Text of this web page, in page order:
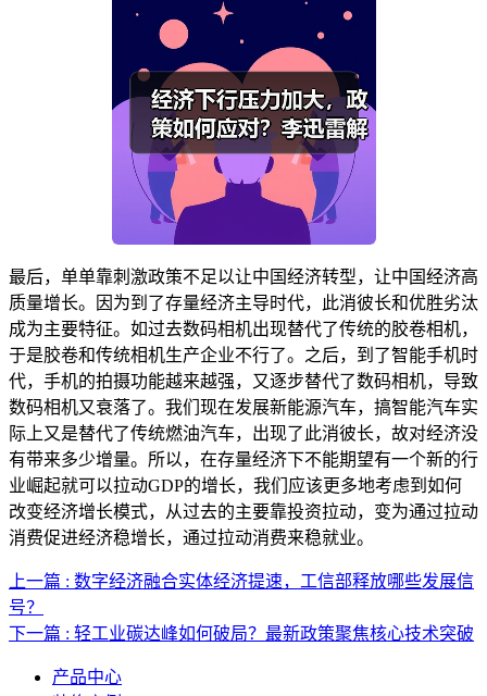
最后，单单靠刺激政策不足以让中国经济转型，让中国经济高
质量增长。因为到了存量经济主导时代，此消彼长和优胜劣汰
成为主要特征。如过去数码相机出现替代了传统的胶卷相机，
于是胶卷和传统相机生产企业不行了。之后，到了智能手机时
代，手机的拍摄功能越来越强，又逐步替代了数码相机，导致
数码相机又衰落了。我们现在发展新能源汽车，搞智能汽车实
际上又是替代了传统燃油汽车，出现了此消彼长，故对经济没
有带来多少增量。所以，在存量经济下不能期望有一个新的行
业崛起就可以拉动GDP的增长，我们应该更多地考虑到如何
改变经济增长模式，从过去的主要靠投资拉动，变为通过拉动
消费促进经济稳增长，通过拉动消费来稳就业。
上一篇 : 数字经济融合实体经济提速，工信部释放哪些发展信
号？
下一篇 : 轻工业碳达峰如何破局？最新政策聚焦核心技术突破
产品中心